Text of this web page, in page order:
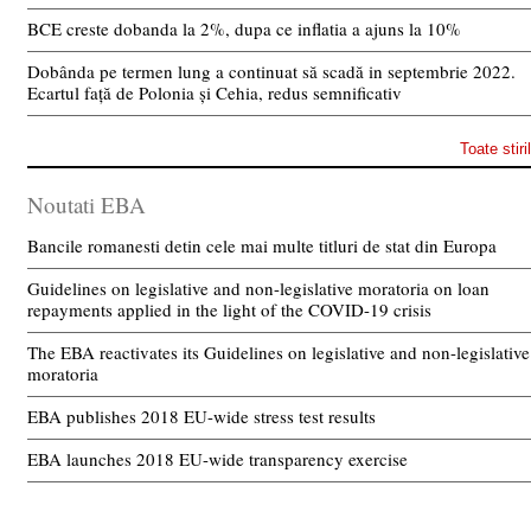
BCE creste dobanda la 2%, dupa ce inflatia a ajuns la 10%
Dobânda pe termen lung a continuat să scadă in septembrie 2022.
Ecartul față de Polonia și Cehia, redus semnificativ
Toate
Noutati EBA
Bancile romanesti detin cele mai multe titluri de stat din Europa
Guidelines on legislative and non-legislative moratoria on loan
repayments applied in the light of the COVID-19 crisis
The EBA reactivates its Guidelines on legislative and non-legislative
moratoria
EBA publishes 2018 EU-wide stress test results
EBA launches 2018 EU-wide transparency exercise